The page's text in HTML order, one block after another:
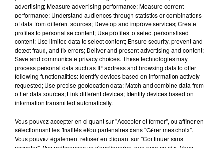
4 août 2026
ÉCLIPSE SOLAIRE DU 12 AOÛT : LA
RUÉE VERS LES LUNETTES DE...
4 août 2026
CAMPING-CAR : CE QUE VOUS
AVEZ LE DROIT DE FAIRE... ET LES
ERREURS...
advertising; Measure advertising performance; Measure content
performance; Understand audiences through statistics or combinations
of data from different sources; Develop and improve services; Create
profiles to personalise content; Use profiles to select personalised
content; Use limited data to select content; Ensure security, prevent and
detect fraud, and fix errors; Deliver and present advertising and content;
Save and communicate privacy choices. These technologies may
process personal data such as IP address and browsing data to offer
following functionalities: Identify devices based on information actively
requested; Use precise geolocation data; Match and combine data from
other data sources; Link different devices; Identify devices based on
information transmitted automatically.
Vous pouvez accepter en cliquant sur "Accepter et fermer", ou affiner en
sélectionnant les finalités et/ou partenaires dans "Gérer mes choix".
Vous pouvez également refuser en cliquant sur "Continuer sans